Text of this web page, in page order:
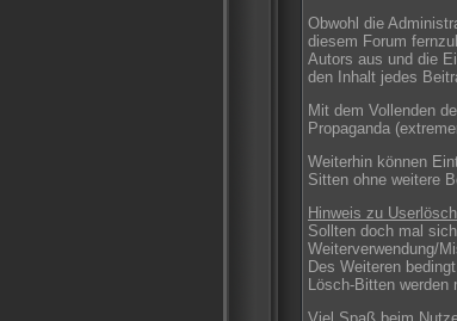
Obwohl die
diesem Forum
Autors aus und die
den Inhalt jedes
Mit dem Vollenden
Propaganda
Weiterhin können
Sitten ohne weitere
Hinweis zu
Sollten doch mal
Weiterverwendung/
Des Weiteren
Lösch-Bitten